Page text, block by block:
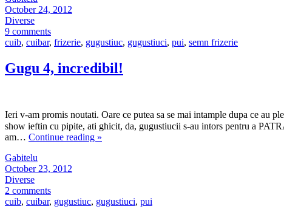
October 24, 2012
Diverse
9 comments
cuib, cuibar, frizerie, gugustiuc, gugustiuci, pui, semn frizerie
Gugu 4, incredibil!
Ieri v-am promis noutati. Oare ce putea sa se mai intample dupa ce au
show ieftin cu pipite, ati ghicit, da, gugustiucii s-au intors pentru a
am… Continue reading »
Gabitelu
October 23, 2012
Diverse
2 comments
cuib, cuibar, gugustiuc, gugustiuci, pui